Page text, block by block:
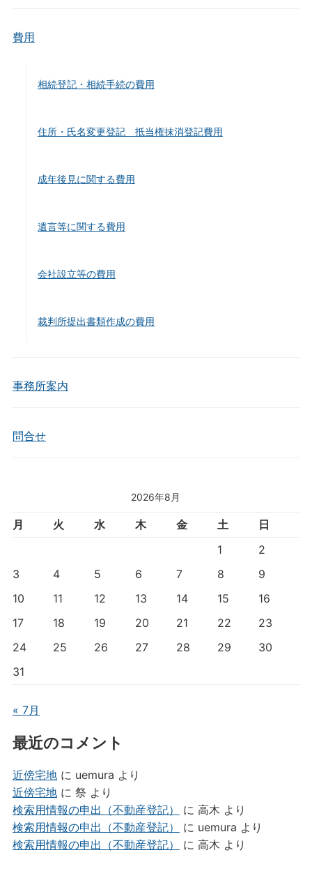
費用
相続登記・相続手続の費用
住所・氏名変更登記 抵当権抹消登記費用
成年後見に関する費用
遺言等に関する費用
会社設立等の費用
裁判所提出書類作成の費用
事務所案内
問合せ
2026年8月
月 火 水 木 金 土
日
1
2
3
4 5 6 7 8
9
10
11 12 13 14 15
16
17
18 19 20 21 22
23
24
25 26 27 28 29
30
31
« 7月
最近のコメント
近傍宅地に uemura より
近傍宅地に 祭 より
検索用情報の申出（不動産登記）
に 高木 より
検索用情報の申出（不動産登記）
に uemura より
検索用情報の申出（不動産登記）
に 高木 より